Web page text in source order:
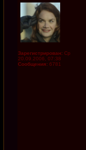
Зарегистрирован: Ср
20.09.2006, 07:38
Сообщения: 6781